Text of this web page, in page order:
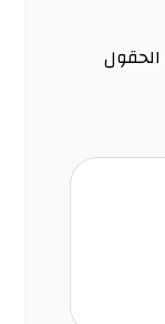
الحقول